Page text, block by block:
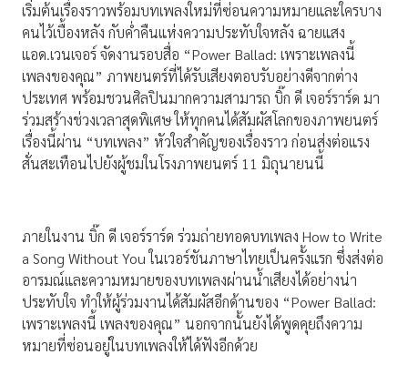
เริ่มต้นเรื่องราวพร้อมบทเพลงใหม่ที่ซ่อนความหมายและใครบาง
คนไว้เบื้องหลัง กับค่ำคืนแห่งความประทับใจหลัง ฉายแสง
แอด.เวนเจอร์ จัดงานรอบสื่อ “Power Ballad: เพราะเพลงนี้
เพลงของคุณ” ภาพยนตร์ที่ได้รับเสียงตอบรับอย่างดีจากต่าง
ประเทศ พร้อมชวนศิลปินมากความสามารถ บิ๊ก ดี เจอร์ราร์ด มา
ร่วมสร้างช่วงเวลาสุดพิเศษ ให้ทุกคนได้สัมผัสโลกของภาพยนตร์
เรื่องนี้ผ่าน “บทเพลง” หัวใจสำคัญของเรื่องราว ก่อนส่งต่อแรง
สั่นสะเทือนไปยังผู้ชมในโรงภาพยนตร์ 11 มิถุนายนนี้
ภายในงาน บิ๊ก ดี เจอร์ราร์ด ร่วมถ่ายทอดบทเพลง How to Write
a Song Without You ในเวอร์ชันภาษาไทยเป็นครั้งแรก ซึ่งส่งต่อ
อารมณ์และความหมายของบทเพลงผ่านน้ำเสียงได้อย่างน่า
ประทับใจ ทำให้ผู้ร่วมงานได้สัมผัสอีกด้านของ “Power Ballad:
เพราะเพลงนี้ เพลงของคุณ” นอกจากนั้นยังได้พูดคุยถึงความ
หมายที่ซ่อนอยู่ในบทเพลงให้ได้ฟังอีกด้วย